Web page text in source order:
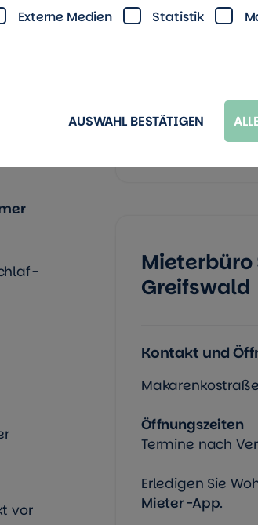
vor
Greifswald
Greifswald
Kontakt und
Öffnungszeiten
Termine nach
Erledigen Sie
Mieter-App.
Externe Medien Statistik
AUSWAHL BESTÄTIGEN